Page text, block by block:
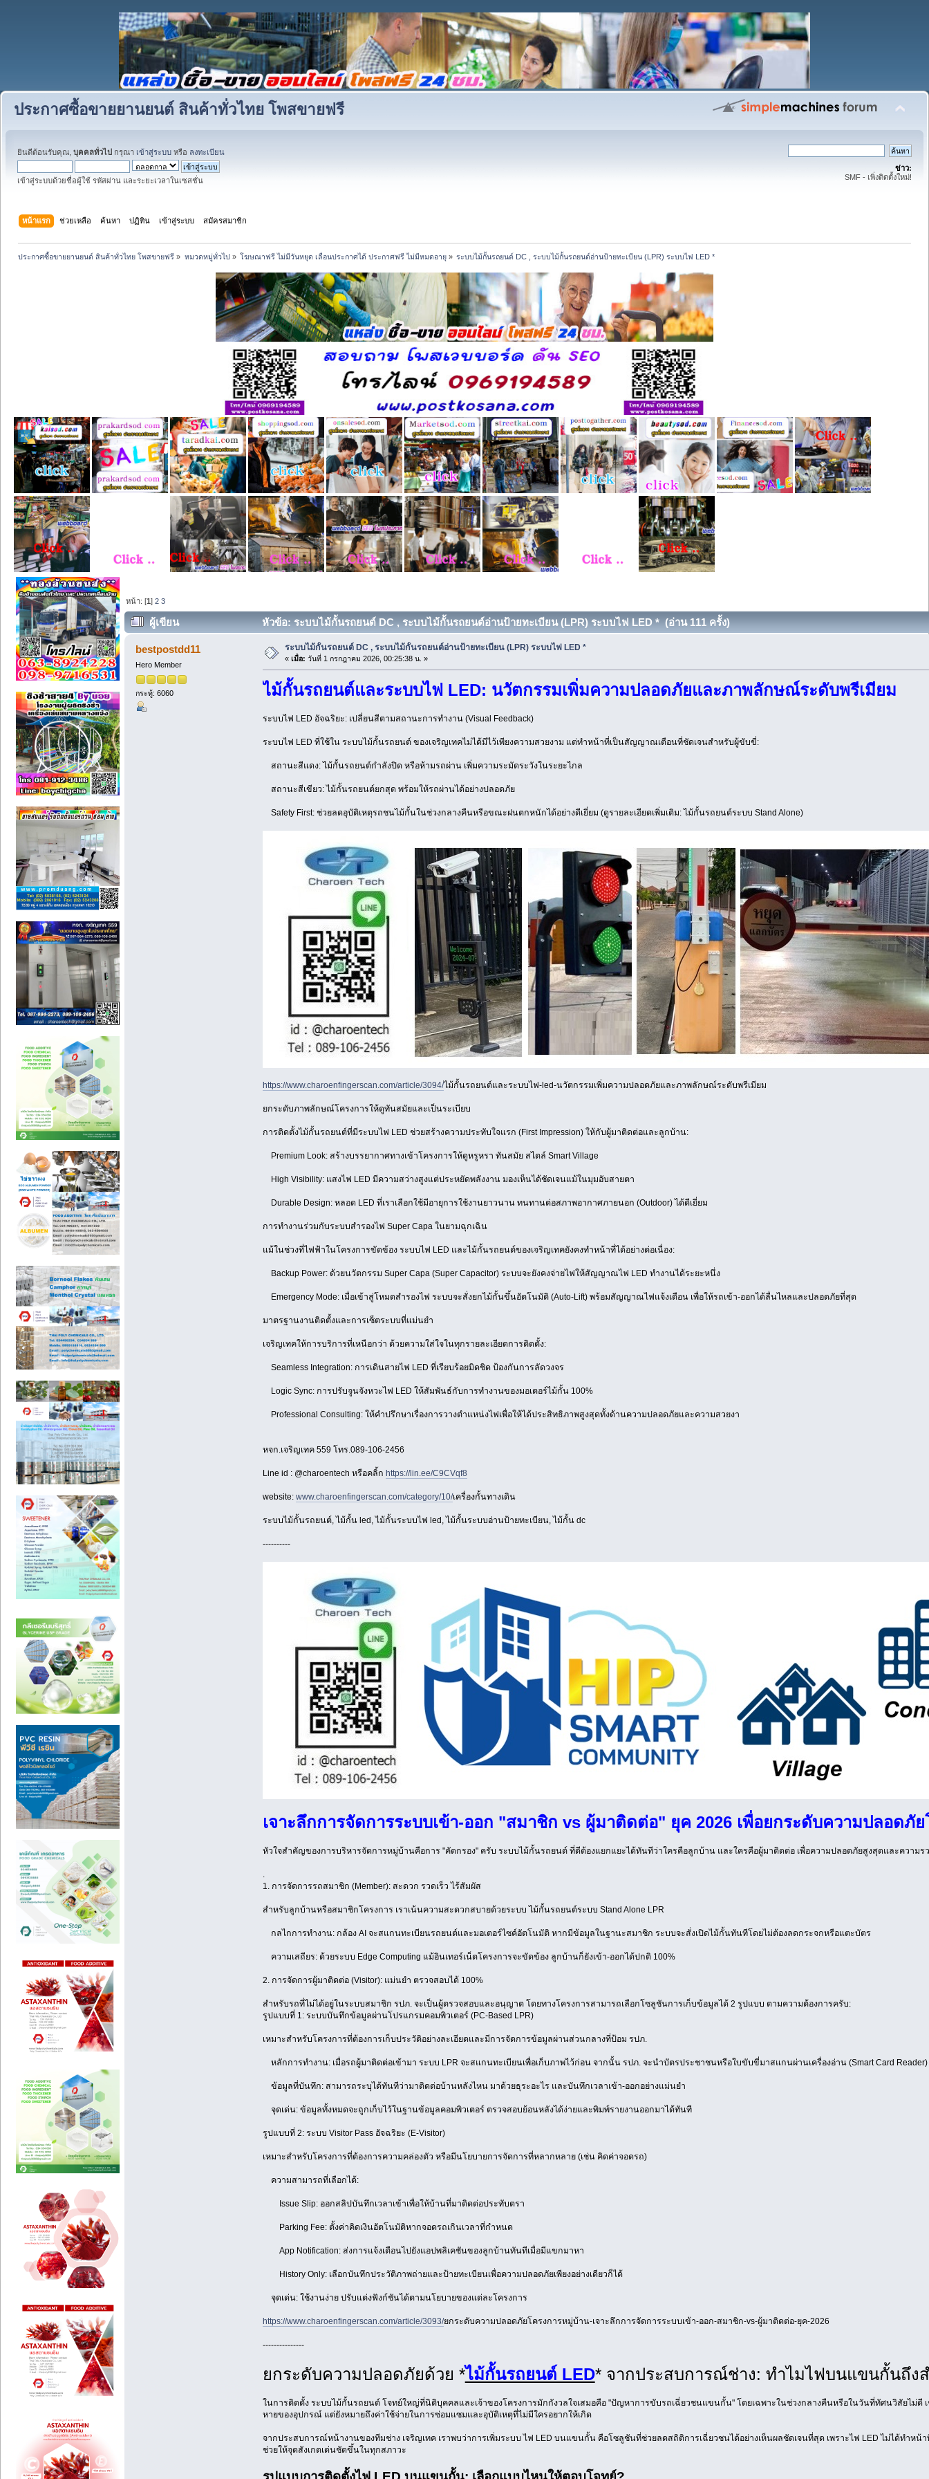
ประกาศซื้อขายยานยนต์ สินค้าทั่วไทย โพสขายฟรี
ยินดีต้อนรับคุณ, บุคคลทั่วไป กรุณา เข้าสู่ระบบ หรือ ลงทะเบียน
เข้าสู่ระบบด้วยชื่อผู้ใช้ รหัสผ่าน และระยะเวลาในเซสชั่น
ข่าว:
SMF - เพิ่งติดตั้งใหม่!
หน้าแรก ช่วยเหลือ ค้นหา ปฏิทิน เข้าสู่ระบบ สมัครสมาชิก
ประกาศซื้อขายยานยนต์ สินค้าทั่วไทย โพสขายฟรี » หมวดหมู่ทั่วไป» โฆษณาฟรี ไม่มีวันหยุด เลื่อนประกาศได้ ประกาศฟรี ไม่มีหมดอายุ» ระบบไม้กั้นรถยนต์ DC , ระบบไม้กั้นรถยนต์อ่านป้ายทะเบียน (LPR) ระบบไฟ LED *
หน้า: [1]2 3
ผู้เขียน หัวข้อ: ระบบไม้กั้นรถยนต์ DC , ระบบไม้กั้นรถยนต์อ่านป้ายทะเบียน (LPR) ระบบไฟ LED * (อ่าน 111 ครั้ง)
bestpostdd11
Hero Member
กระทู้: 6060
ระบบไม้กั้นรถยนต์ DC , ระบบไม้กั้นรถยนต์อ่านป้ายทะเบียน (LPR) ระบบไฟ LED *
« เมื่อ: วันที่ 1 กรกฎาคม 2026, 00:25:38 น. »
ไม้กั้นรถยนต์และระบบไฟ LED: นวัตกรรมเพิ่มความปลอดภัยและภาพลักษณ์ระดับพรีเมียม
ระบบไฟ LED อัจฉริยะ: เปลี่ยนสีตามสถานะการทำงาน (Visual Feedback)
ระบบไฟ LED ที่ใช้ใน ระบบไม้กั้นรถยนต์ ของเจริญเทคไม่ได้มีไว้เพียงความสวยงาม แต่ทำหน้าที่เป็นสัญญาณเตือนที่ชัดเจนสำหรับผู้ขับขี่:
สถานะสีแดง: ไม้กั้นรถยนต์กำลังปิด หรือห้ามรถผ่าน เพิ่มความระมัดระวังในระยะไกล
สถานะสีเขียว: ไม้กั้นรถยนต์ยกสุด พร้อมให้รถผ่านได้อย่างปลอดภัย
Safety First: ช่วยลดอุบัติเหตุรถชนไม้กั้นในช่วงกลางคืนหรือขณะฝนตกหนักได้อย่างดีเยี่ยม (ดูรายละเอียดเพิ่มเติม: ไม้กั้นรถยนต์ระบบ Stand Alone)
https://www.charoenfingerscan.com/article/3094/ไม้กั้นรถยนต์และระบบไฟ-led-นวัตกรรมเพิ่มความปลอดภัยและภาพลักษณ์ระดับพรีเมียม
ยกระดับภาพลักษณ์โครงการให้ดูทันสมัยและเป็นระเบียบ
การติดตั้งไม้กั้นรถยนต์ที่มีระบบไฟ LED ช่วยสร้างความประทับใจแรก (First Impression) ให้กับผู้มาติดต่อและลูกบ้าน:
Premium Look: สร้างบรรยากาศทางเข้าโครงการให้ดูหรูหรา ทันสมัย สไตล์ Smart Village
High Visibility: แสงไฟ LED มีความสว่างสูงแต่ประหยัดพลังงาน มองเห็นได้ชัดเจนแม้ในมุมอับสายตา
Durable Design: หลอด LED ที่เราเลือกใช้มีอายุการใช้งานยาวนาน ทนทานต่อสภาพอากาศภายนอก (Outdoor) ได้ดีเยี่ยม
การทำงานร่วมกับระบบสำรองไฟ Super Capa ในยามฉุกเฉิน
แม้ในช่วงที่ไฟฟ้าในโครงการขัดข้อง ระบบไฟ LED และไม้กั้นรถยนต์ของเจริญเทคยังคงทำหน้าที่ได้อย่างต่อเนื่อง:
Backup Power: ด้วยนวัตกรรม Super Capa (Super Capacitor) ระบบจะยังคงจ่ายไฟให้สัญญาณไฟ LED ทำงานได้ระยะหนึ่ง
Emergency Mode: เมื่อเข้าสู่โหมดสำรองไฟ ระบบจะสั่งยกไม้กั้นขึ้นอัตโนมัติ (Auto-Lift) พร้อมสัญญาณไฟแจ้งเตือน เพื่อให้รถเข้า-ออกได้ลื่นไหลและปลอดภัยที่สุด
มาตรฐานงานติดตั้งและการเซ็ตระบบที่แม่นยำ
เจริญเทคให้การบริการที่เหนือกว่า ด้วยความใส่ใจในทุกรายละเอียดการติดตั้ง:
Seamless Integration: การเดินสายไฟ LED ที่เรียบร้อยมิดชิด ป้องกันการลัดวงจร
Logic Sync: การปรับจูนจังหวะไฟ LED ให้สัมพันธ์กับการทำงานของมอเตอร์ไม้กั้น 100%
Professional Consulting: ให้คำปรึกษาเรื่องการวางตำแหน่งไฟเพื่อให้ได้ประสิทธิภาพสูงสุดทั้งด้านความปลอดภัยและความสวยงา
หจก.เจริญเทค 559 โทร.089-106-2456
Line id : @charoentech หรือคลิ้ก https://lin.ee/C9CVqf8
website: www.charoenfingerscan.com/category/10/เครื่องกั้นทางเดิน
ระบบไม้กั้นรถยนต์, ไม้กั้น led, ไม้กั้นระบบไฟ led, ไม้กั้นระบบอ่านป้ายทะเบียน, ไม้กั้น dc
----------
เจาะลึกการจัดการระบบเข้า-ออก "สมาชิก vs ผู้มาติดต่อ" ยุค 2026 เพื่อยกระดับความปลอดภั
หัวใจสำคัญของการบริหารจัดการหมู่บ้านคือการ "คัดกรอง" ครับ ระบบไม้กั้นรถยนต์ ที่ดีต้องแยกแยะได้ทันทีว่าใครคือลูกบ้าน และใครคือผู้มาติดต่อ เพื่อความปลอดภัยสูงสุดและความร
.
1. การจัดการรถสมาชิก (Member): สะดวก รวดเร็ว ไร้สัมผัส
สำหรับลูกบ้านหรือสมาชิกโครงการ เราเน้นความสะดวกสบายด้วยระบบ ไม้กั้นรถยนต์ระบบ Stand Alone LPR
กลไกการทำงาน: กล้อง AI จะสแกนทะเบียนรถยนต์และมอเตอร์ไซค์อัตโนมัติ หากมีข้อมูลในฐานะสมาชิก ระบบจะสั่งเปิดไม้กั้นทันทีโดยไม่ต้องลดกระจกหรือแตะบัตร
ความเสถียร: ด้วยระบบ Edge Computing แม้อินเทอร์เน็ตโครงการจะขัดข้อง ลูกบ้านก็ยังเข้า-ออกได้ปกติ 100%
2. การจัดการผู้มาติดต่อ (Visitor): แม่นยำ ตรวจสอบได้ 100%
สำหรับรถที่ไม่ได้อยู่ในระบบสมาชิก รปภ. จะเป็นผู้ตรวจสอบและอนุญาต โดยทางโครงการสามารถเลือกโซลูชันการเก็บข้อมูลได้ 2 รูปแบบ ตามความต้องการครับ:
รูปแบบที่ 1: ระบบบันทึกข้อมูลผ่านโปรแกรมคอมพิวเตอร์ (PC-Based LPR)
เหมาะสำหรับโครงการที่ต้องการเก็บประวัติอย่างละเอียดและมีการจัดการข้อมูลผ่านส่วนกลางที่ป้อม รปภ.
หลักการทำงาน: เมื่อรถผู้มาติดต่อเข้ามา ระบบ LPR จะสแกนทะเบียนเพื่อเก็บภาพไว้ก่อน จากนั้น รปภ. จะนำบัตรประชาชนหรือใบขับขี่มาสแกนผ่านเครื่องอ่าน (Smart Card Reader)
ข้อมูลที่บันทึก: สามารถระบุได้ทันทีว่ามาติดต่อบ้านหลังไหน มาด้วยธุระอะไร และบันทึกเวลาเข้า-ออกอย่างแม่นยำ
จุดเด่น: ข้อมูลทั้งหมดจะถูกเก็บไว้ในฐานข้อมูลคอมพิวเตอร์ ตรวจสอบย้อนหลังได้ง่ายและพิมพ์รายงานออกมาได้ทันที
รูปแบบที่ 2: ระบบ Visitor Pass อัจฉริยะ (E-Visitor)
เหมาะสำหรับโครงการที่ต้องการความคล่องตัว หรือมีนโยบายการจัดการที่หลากหลาย (เช่น คิดค่าจอดรถ)
ความสามารถที่เลือกได้:
Issue Slip: ออกสลิปบันทึกเวลาเข้าเพื่อให้บ้านที่มาติดต่อประทับตรา
Parking Fee: ตั้งค่าคิดเงินอัตโนมัติหากจอดรถเกินเวลาที่กำหนด
App Notification: ส่งการแจ้งเตือนไปยังแอปพลิเคชันของลูกบ้านทันทีเมื่อมีแขกมาหา
History Only: เลือกบันทึกประวัติภาพถ่ายและป้ายทะเบียนเพื่อความปลอดภัยเพียงอย่างเดียวก็ได้
จุดเด่น: ใช้งานง่าย ปรับแต่งฟังก์ชันได้ตามนโยบายของแต่ละโครงการ
https://www.charoenfingerscan.com/article/3093/ยกระดับความปลอดภัยโครงการหมู่บ้าน-เจาะลึกการจัดการระบบเข้า-ออก-สมาชิก-vs-ผู้มาติดต่อ-ยุค-2026
---------------
ยกระดับความปลอดภัยด้วย *ไม้กั้นรถยนต์ LED* จากประสบการณ์ช่าง: ทำไมไฟบนแขนกั้นถึง
ในการติดตั้ง ระบบไม้กั้นรถยนต์ โจทย์ใหญ่ที่นิติบุคคลและเจ้าของโครงการมักกังวลใจเสมอคือ "ปัญหาการขับรถเฉี่ยวชนแขนกั้น" โดยเฉพาะในช่วงกลางคืนหรือในวันที่ทัศนวิสัยไม่
หายของอุปกรณ์ แต่ยังหมายถึงค่าใช้จ่ายในการซ่อมแซมและอุบัติเหตุที่ไม่มีใครอยากให้เกิด
จากประสบการณ์หน้างานของทีมช่าง เจริญเทค เราพบว่าการเพิ่มระบบ ไฟ LED บนแขนกั้น คือโซลูชันที่ช่วยลดสถิติการเฉี่ยวชนได้อย่างเห็นผลชัดเจนที่สุด เพราะไฟ LED ไม่ได้ทำห
ช่วยให้จุดสังเกตเด่นชัดขึ้นในทุกสภาวะ